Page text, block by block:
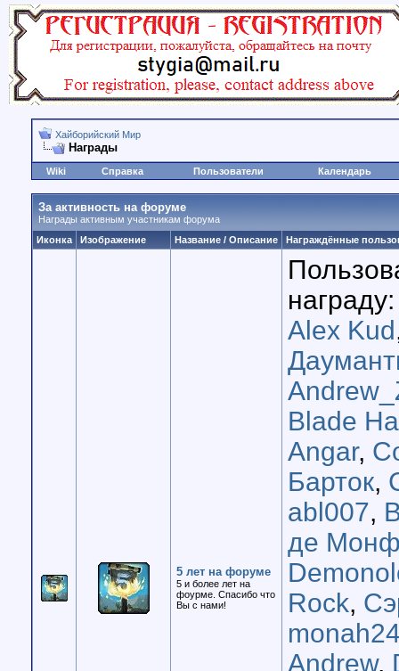
Хайборийский Мир
Награды
Wiki Справка Пользователи Календарь
За активность на форуме
Награды активным участникам форума
Иконка
Изображение Название / Описание Награждённые
5 лет на форуме
5 и более лет на
фоурме. Спасибо что
Вы с нами!
Alex Kud
Blade
Angar,
Барток,
abl007,
де
Rock,
Andrew,